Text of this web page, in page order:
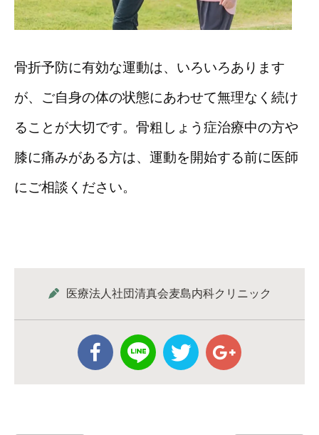
骨折予防に有効な運動は、いろいろあります
が、ご自身の体の状態にあわせて無理なく続け
ることが大切です。骨粗しょう症治療中の方や
膝に痛みがある方は、運動を開始する前に医師
にご相談ください。
医療法人社団清真会麦島内科クリニック